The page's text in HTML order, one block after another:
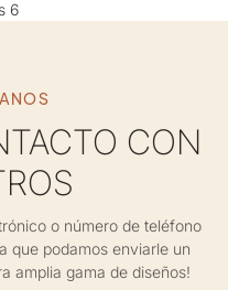
CON
o número de teléfono
que podamos enviarle un
amplia gama de diseños!